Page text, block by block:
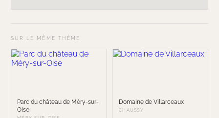
SUR LE MÊME THÈME
Parc du château de Méry-sur-
Oise
Domaine de Villarceaux
CHAUSSY